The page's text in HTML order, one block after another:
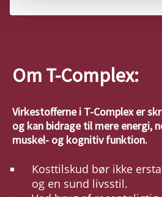
Om T-Complex:
Virkestofferne i T-Complex er
og kan bidrage til mere energi,
muskel- og kognitiv funktion.
Kosttilskud bør ikke
og en sund livsstil.